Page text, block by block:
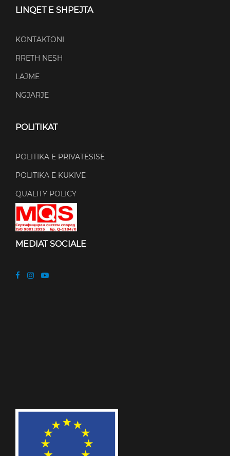
LINQET E SHPEJTA
KONTAKTONI
RRETH NESH
LAJME
NGJARJE
POLITIKAT
POLITIKA E PRIVATËSISË
POLITIKA E KUKIVE
QUALITY POLICY
MEDIAT SOCIALE